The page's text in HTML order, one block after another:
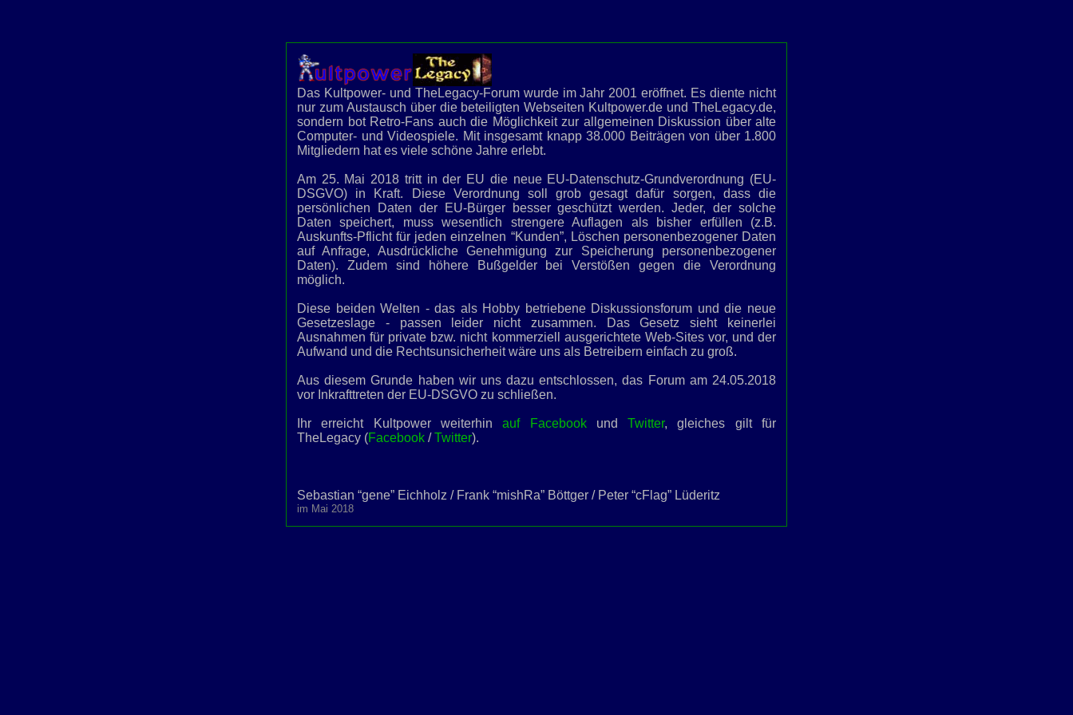
Das Kultpower- und TheLegacy-Forum wurde im Jahr 2001 eröffnet. Es diente nicht
nur zum Austausch über die beteiligten Webseiten Kultpower.de und TheLegacy.de,
sondern bot Retro-Fans auch die Möglichkeit zur allgemeinen Diskussion über alte
Computer- und Videospiele. Mit insgesamt knapp 38.000 Beiträgen von über 1.800
Mitgliedern hat es viele schöne Jahre erlebt.
Am 25. Mai 2018 tritt in der EU die neue EU-Datenschutz-Grundverordnung (EU-
DSGVO) in Kraft. Diese Verordnung soll grob gesagt dafür sorgen, dass die
persönlichen Daten der EU-Bürger besser geschützt werden. Jeder, der solche
Daten speichert, muss wesentlich strengere Auflagen als bisher erfüllen (z.B.
Auskunfts-Pflicht für jeden einzelnen “Kunden”, Löschen personenbezogener Daten
auf Anfrage, Ausdrückliche Genehmigung zur Speicherung personenbezogener
Daten). Zudem sind höhere Bußgelder bei Verstößen gegen die Verordnung
möglich.
Diese beiden Welten - das als Hobby betriebene Diskussionsforum und die neue
Gesetzeslage - passen leider nicht zusammen. Das Gesetz sieht keinerlei
Ausnahmen für private bzw. nicht kommerziell ausgerichtete Web-Sites vor, und der
Aufwand und die Rechtsunsicherheit wäre uns als Betreibern einfach zu groß.
Aus diesem Grunde haben wir uns dazu entschlossen, das Forum am 24.05.2018
vor Inkrafttreten der EU-DSGVO zu schließen.
Ihr erreicht Kultpower weiterhinauf FacebookundTwitter, gleiches gilt für
TheLegacy (Facebook /Twitter).
Sebastian “gene” Eichholz / Frank “mishRa” Böttger / Peter “cFlag” Lüderitz
im Mai 2018